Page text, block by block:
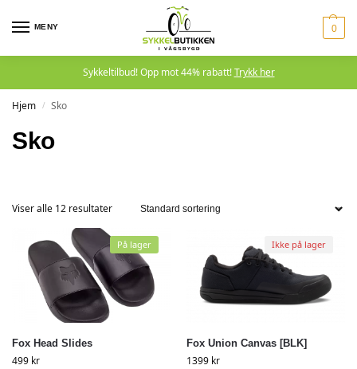
MENY 0
Sykkeltilbud! Opp mot 44% rabatt!Trykk her
Hjem / Sko
Sko
Viser alle 12 resultater
Fox Head Slides
499 kr
På lager
Fox Union Canvas [BLK]
1399 kr
Ikke på lager